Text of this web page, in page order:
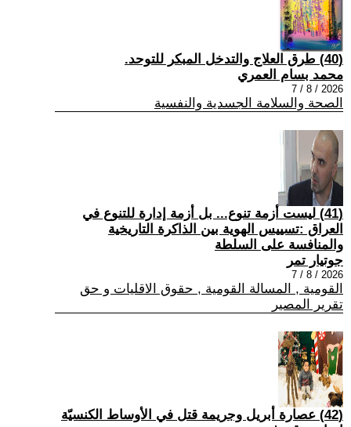
(40) طرق العلاج والتدخل المبكر للتوحد.
محمد بسام العمري
2026 / 8 / 7
الصحة والسلامة الجسدية والنفسية
(41) ليست أزمة تنوع... بل أزمة إدارة للتنوع في
العراق :تسييس الهوية بين الذاكرة التاريخية
والمنافسة على السلطة
جوتيار تمر
2026 / 8 / 7
القومية , المسالة القومية , حقوق الاقليات و حق
تقرير المصير
(42) عصارة أبريل وجريمة قتل في الأوساط الكنسيّة